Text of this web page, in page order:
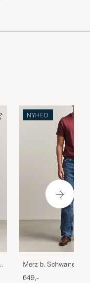
NYHED
Merz b. Schwanen
Loopwheeled T-shirt
649,-